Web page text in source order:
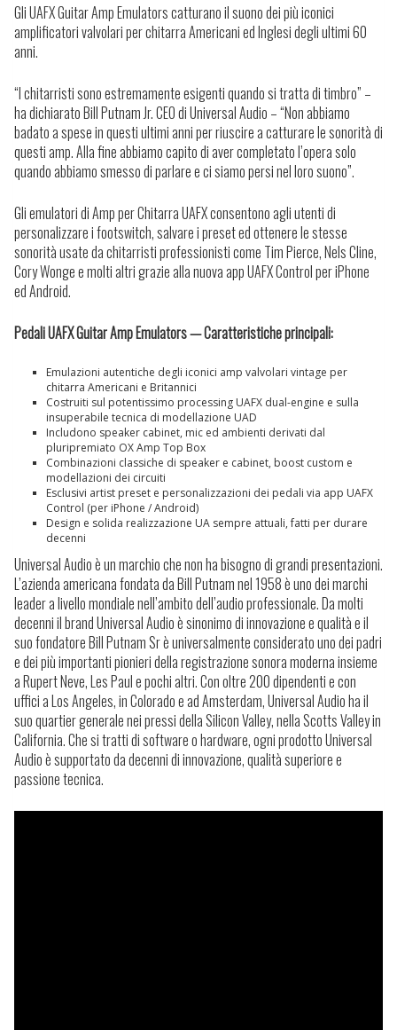
Gli UAFX Guitar Amp Emulators catturano il suono dei più iconici
amplificatori valvolari per chitarra Americani ed Inglesi degli ultimi 60
anni.
“I chitarristi sono estremamente esigenti quando si tratta di timbro” –
ha dichiarato Bill Putnam Jr. CEO di Universal Audio – “Non abbiamo
badato a spese in questi ultimi anni per riuscire a catturare le sonorità di
questi amp. Alla fine abbiamo capito di aver completato l’opera solo
quando abbiamo smesso di parlare e ci siamo persi nel loro suono”.
Gli emulatori di Amp per Chitarra UAFX consentono agli utenti di
personalizzare i footswitch, salvare i preset ed ottenere le stesse
sonorità usate da chitarristi professionisti come Tim Pierce, Nels Cline,
Cory Wonge e molti altri grazie alla nuova app UAFX Control per iPhone
ed Android.
Pedali UAFX Guitar Amp Emulators — Caratteristiche principali:
Emulazioni autentiche degli iconici amp valvolari vintage per
chitarra Americani e Britannici
Costruiti sul potentissimo processing UAFX dual-engine e sulla
insuperabile tecnica di modellazione UAD
Includono speaker cabinet, mic ed ambienti derivati dal
pluripremiato OX Amp Top Box
Combinazioni classiche di speaker e cabinet, boost custom e
modellazioni dei circuiti
Esclusivi artist preset e personalizzazioni dei pedali via app UAFX
Control (per iPhone / Android)
Design e solida realizzazione UA sempre attuali, fatti per durare
decenni
Universal Audio è un marchio che non ha bisogno di grandi presentazioni.
L’azienda americana fondata da Bill Putnam nel 1958 è uno dei marchi
leader a livello mondiale nell’ambito dell’audio professionale. Da molti
decenni il brand Universal Audio è sinonimo di innovazione e qualità e il
suo fondatore Bill Putnam Sr è universalmente considerato uno dei padri
e dei più importanti pionieri della registrazione sonora moderna insieme
a Rupert Neve, Les Paul e pochi altri. Con oltre 200 dipendenti e con
uffici a Los Angeles, in Colorado e ad Amsterdam, Universal Audio ha il
suo quartier generale nei pressi della Silicon Valley, nella Scotts Valley in
California. Che si tratti di software o hardware, ogni prodotto Universal
Audio è supportato da decenni di innovazione, qualità superiore e
passione tecnica.